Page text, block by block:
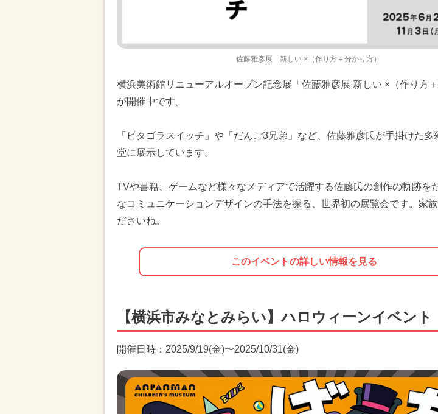
佐藤雅彦展 新しい ×（作り方＋分かり方）
横浜美術館リニューアルオープン記念展「佐藤雅彦展 新しい ×（作り方＋
が開催中です。
「ピタゴラスイッチ」や「だんご3兄弟」など、佐藤雅彦氏が手掛けた多
堂に展示しています。
TVや書籍、ゲームなど様々なメディアで活躍する佐藤氏の創作の軌跡を
なコミュニケーションデザインの手法を探る、世界初の展覧会です。家族
ださいね。
このイベントの詳しい情報を見る
【横浜市みなとみらい】ハロウィーンイベント
開催日時：2025/9/19(金)〜2025/10/31(金)